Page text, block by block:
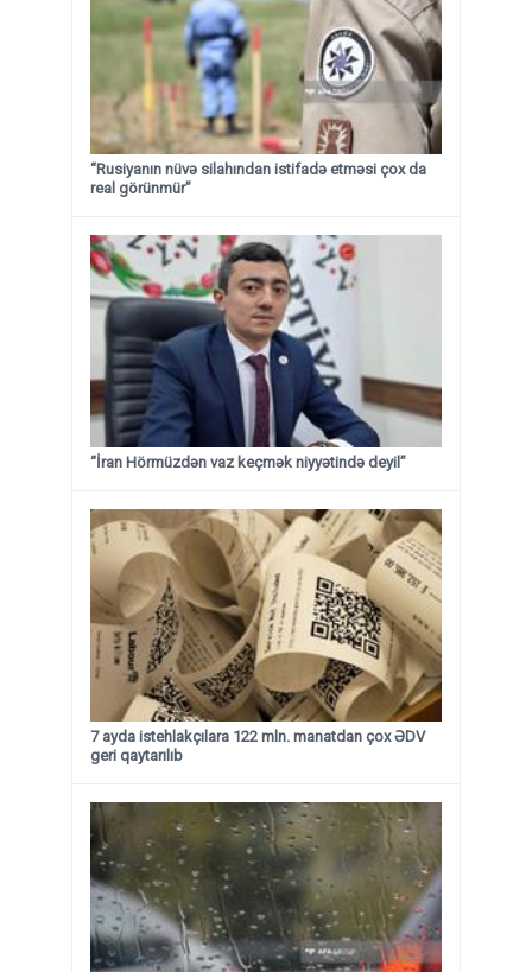
“Rusiyanın nüvə silahından istifadə etməsi çox da
real görünmür”
“İran Hörmüzdən vaz keçmək niyyətində deyil”
7 ayda istehlakçılara 122 mln. manatdan çox ƏDV
geri qaytarılıb